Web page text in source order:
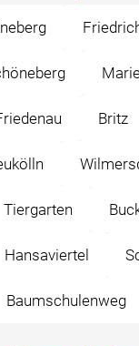
Britz
Tiergarten
Hansaviertel
Baumschulenweg